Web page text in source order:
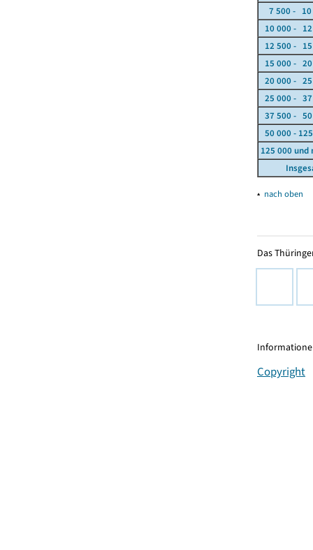
7 500 - 10
10 000 -
12 500 -
15 000 -
20 000 -
25 000 -
37 500 -
50 000 -
125 000 und
▴ nach oben
Das
Copyright